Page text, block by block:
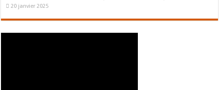
20 janvier 2025